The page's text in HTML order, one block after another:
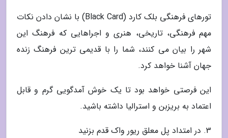
تورهای فرهنگی بلک کارد (Black Card) با نشان دادن نکات
مهم فرهنگی، تاریخی، هنری و اجراهایی که فرهنگ این
شهر را بیان می کنند، شما را با قدیمی ترین فرهنگ زنده
جهان آشنا خواهد کرد.
این فرصتی خواهد بود تا یک خوش آمدگویی گرم و قابل
اعتماد به بریزبن و استرالیا داشته باشید.
3. در امتداد پل معلق ریور واک قدم بزنید